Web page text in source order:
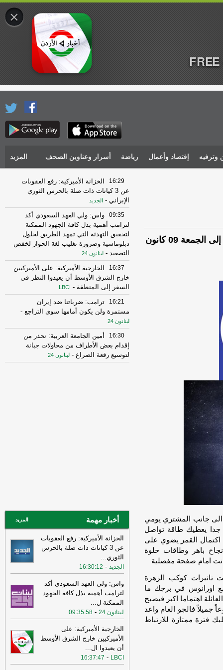
وترفيه إقتصاد وأعمال رياضة أسرار وعناوين الصحف المزيد
توقعات برج "الثور" من السبت 03 كانون الثاني إلى الجمعة 09 كانون
الى جانب المشتري يومي
يعطيك طاقة تواصل
القمر يضوي على
باهر وطاقات حلوة
امام صفحة مفصلية
تاثيرات كوكب الزهرة
اورانوس في برجك ما
اهتماما اكبر فيصبح
جميلاً فالجو العام واعد
فترة ممتازة للارتباط
16:29
الخزانة الأميركية: رفع العقوبات
عن 3 كيانات ذات صلة بالحرس الثوري
الإيراني - الجديد
09:35
واس: ولي العهد السعودي أكد
لترامب أهمية بذل كافة الجهود الممكنة
لتحقيق التهدئة التي تمهد الطريق لحلول
دبلوماسية وضرورة تغليب لغة الحوار لخفض
التصعيد - لبنانون 24
16:37
الخارجية الأميركية: على الأميركيين
خارج الشرق الأوسط أن يعيدوا النظر في
السفر إلى المنطقة -
LBCI
16:21
ترامب: ضرباتنا ضد إيران
مستمرة ولن يكون أمامها سوى التراجع -
لبنانون 24
16:30
أمين الجامعة العربية: نحذر من
إقدام بعض الأطراف من محاولات جبانة
لتوسيع رقعة الصراع - لبنانون 24
14:45
فُجرت بلغم بحري في هرمز انحرفت عن
المسار الذي حددته إيران
11:08
عراقجي: واشنطن كانت تسعى
إلى دفع الأمور نحو التصعيد وهي التي
انتهكت الاتفاق وأوصلت الأمور إلى الوضع
10:29
عراقجي: لم نلحظ أي حسن نية
في سلوك الولايات المتحدة
16:59
عراقجي: لن نقبل بوقف إطلاق نار
مؤقت ولن يُطرح هذا الأمر ما لم تُلبَّ
مطالبنا بشأن مضيق هرمز- لبنانون 24
12:31
الأردن تعلن اعتراض 4 صواريخ
إيرانية وسقوط 2 في مناطق خالية
أخبار مهمة المزيد
الخزانة الأميركية: رفع العقوبات
عن 3 كيانات ذات صلة بالحرس
الثوري...
الجديد -
16:30:12
واس: ولي العهد السعودي أكد
لترامب أهمية بذل كافة الجهود
الممكنة ل...
لبنانون 24 -
09:35:58
الخارجية الأميركية: على
الأميركيين خارج الشرق الأوسط
أن يعيدوا ال...
LBCI
-
16:37:47
×